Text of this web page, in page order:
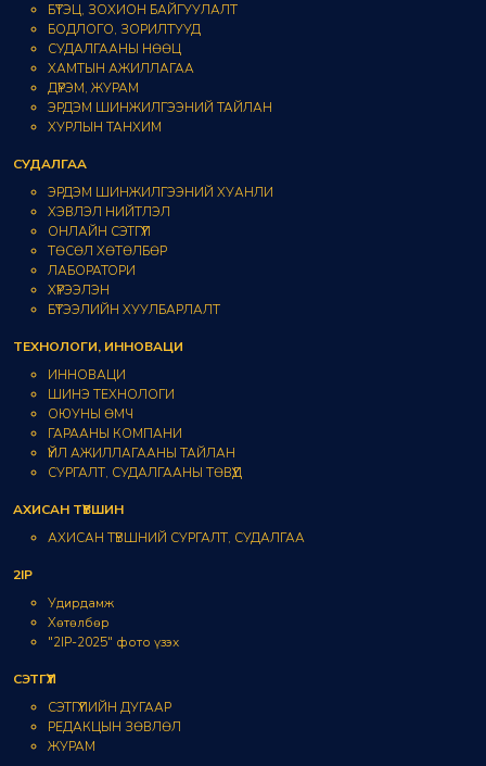
БҮТЭЦ, ЗОХИОН БАЙГУУЛАЛТ
БОДЛОГО, ЗОРИЛТУУД
СУДАЛГААНЫ НӨӨЦ
ХАМТЫН АЖИЛЛАГАА
ДҮРЭМ, ЖУРАМ
ЭРДЭМ ШИНЖИЛГЭЭНИЙ ТАЙЛАН
ХУРЛЫН ТАНХИМ
СУДАЛГАА
ЭРДЭМ ШИНЖИЛГЭЭНИЙ ХУАНЛИ
ХЭВЛЭЛ НИЙТЛЭЛ
ОНЛАЙН СЭТГҮҮЛ
ТӨСӨЛ ХӨТӨЛБӨР
ЛАБОРАТОРИ
ХҮРЭЭЛЭН
БҮТЭЭЛИЙН ХУУЛБАРЛАЛТ
ТЕХНОЛОГИ, ИННОВАЦИ
ИННОВАЦИ
ШИНЭ ТЕХНОЛОГИ
ОЮУНЫ ӨМЧ
ГАРААНЫ КОМПАНИ
ҮЙЛ АЖИЛЛАГААНЫ ТАЙЛАН
СУРГАЛТ, СУДАЛГААНЫ ТӨВҮҮД
АХИСАН ТҮВШИН
АХИСАН ТҮВШНИЙ СУРГАЛТ, СУДАЛГАА
2IP
Удирдамж
Хөтөлбөр
"2IP-2025" фото үзэх
СЭТГҮҮЛ
СЭТГҮҮЛИЙН ДУГААР
РЕДАКЦЫН ЗӨВЛӨЛ
ЖУРАМ